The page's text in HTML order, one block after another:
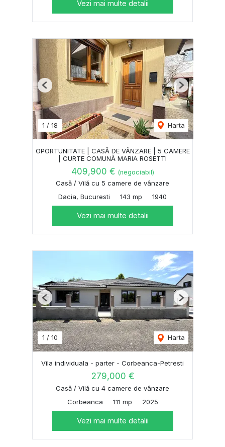
Vezi mai multe detalii
1 / 18 Harta
Previous Next
OPORTUNITATE | CASĂ DE VÂNZARE | 5 CAMERE
| CURTE COMUNĂ MARIA ROSETTI
409,900 € (negociabil)
Casă / Vilă cu 5 camere de vânzare
Dacia, Bucuresti
143 mp 1940
Vezi mai multe detalii
1 / 10 Harta
Previous Next
Vila individuala - parter - Corbeanca-Petresti
279,000 €
Casă / Vilă cu 4 camere de vânzare
Corbeanca
111 mp 2025
Vezi mai multe detalii